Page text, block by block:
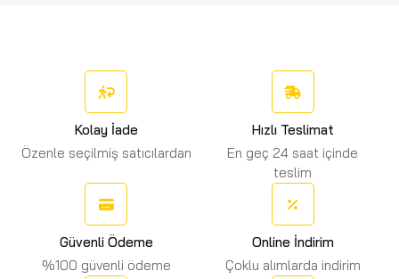
Kolay İade
Özenle seçilmiş satıcılardan
Hızlı Teslimat
En geç 24 saat içinde
teslim
Güvenli Ödeme
%100 güvenli ödeme
Online İndirim
Çoklu alımlarda indirim